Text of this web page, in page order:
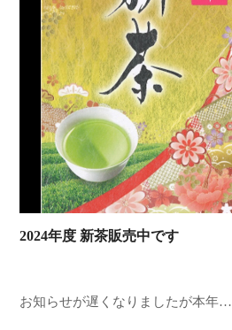
2024年度 新茶販売中です
お知らせが遅くなりましたが本年…